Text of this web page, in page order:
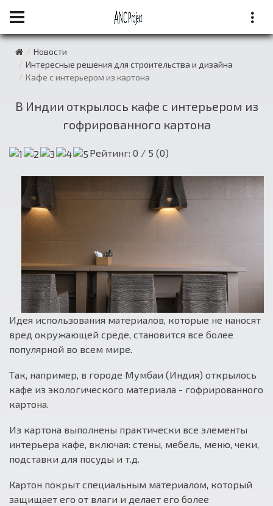
Новости
Интересные решения для строительства и дизайна
Кафе с интерьером из картона
В Индии открылось кафе с интерьером из
гофрированного картона
Рейтинг: 0 / 5 (0)
Идея использования материалов, которые не наносят
вред окружающей среде, становится все более
популярной во всем мире.
Так, например, в городе Мумбаи (Индия) открылось
кафе из экологического материала - гофрированного
картона.
Из картона выполнены практически все элементы
интерьера кафе, включая: стены, мебель, меню, чеки,
подставки для посуды и т.д.
Картон покрыт специальным материалом, который
защищает его от влаги и делает его более